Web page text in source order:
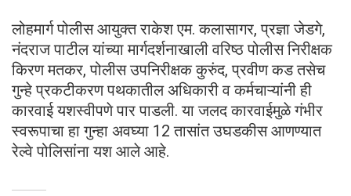
लोहमार्ग पोलीस आयुक्त राकेश एम. कलासागर, प्रज्ञा जेडगे,
नंदराज पाटील यांच्या मार्गदर्शनाखाली वरिष्ठ पोलीस निरीक्षक
किरण मतकर, पोलीस उपनिरीक्षक कुरुंद, प्रवीण कड तसेच
गुन्हे प्रकटीकरण पथकातील अधिकारी व कर्मचाऱ्यांनी ही
कारवाई यशस्वीपणे पार पाडली. या जलद कारवाईमुळे गंभीर
स्वरूपाचा हा गुन्हा अवघ्या 12 तासांत उघडकीस आणण्यात
रेल्वे पोलिसांना यश आले आहे.